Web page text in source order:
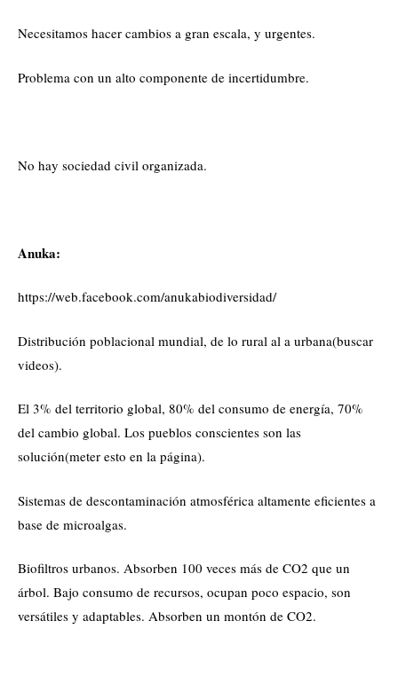
Necesitamos hacer cambios a gran escala, y urgentes.
Problema con un alto componente de incertidumbre.
No hay sociedad civil organizada.
Anuka:
https://web.facebook.com/anukabiodiversidad/
Distribución poblacional mundial, de lo rural al a urbana(buscar
videos).
El 3% del territorio global, 80% del consumo de energía, 70%
del cambio global. Los pueblos conscientes son las
solución(meter esto en la página).
Sistemas de descontaminación atmosférica altamente eficientes a
base de microalgas.
Biofiltros urbanos. Absorben 100 veces más de CO2 que un
árbol. Bajo consumo de recursos, ocupan poco espacio, son
versátiles y adaptables. Absorben un montón de CO2.